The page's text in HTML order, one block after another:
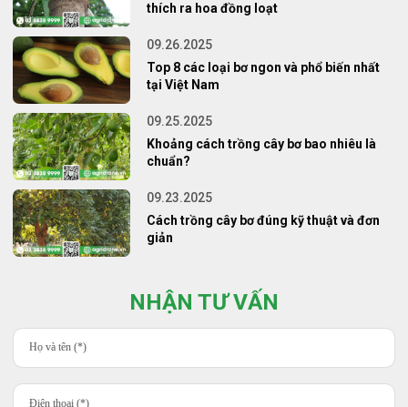
thích ra hoa đồng loạt
09.26.2025
Top 8 các loại bơ ngon và phổ biến nhất
tại Việt Nam
09.25.2025
Khoảng cách trồng cây bơ bao nhiêu là
chuẩn?
09.23.2025
Cách trồng cây bơ đúng kỹ thuật và đơn
giản
NHẬN TƯ VẤN